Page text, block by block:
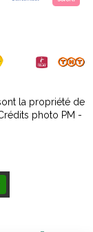
la propriété de
photo PM -